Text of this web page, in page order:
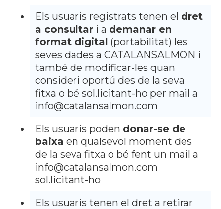
Els usuaris registrats tenen el dret
a consultari a demanar en
format digital (portabilitat) les
seves dades a CATALANSALMON i
també de modificar-les quan
consideri oportú des de la seva
fitxa o bé sol.licitant-ho per mail a
info@catalansalmon.com
Els usuaris poden donar-se de
baixa en qualsevol moment des
de la seva fitxa o bé fent un mail a
info@catalansalmon.com
sol.licitant-ho
Els usuaris tenen el dret a retirar